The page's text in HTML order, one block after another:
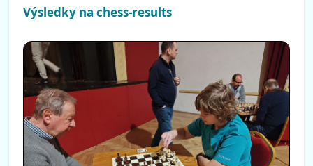
Výsledky na chess-results